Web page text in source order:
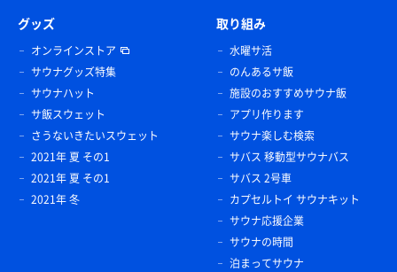
グッズ
オンラインストア
サウナグッズ特集
サウナハット
サ飯スウェット
さうないきたいスウェット
2021年 夏 その1
2021年 夏 その1
2021年 冬
取り組み
水曜サ活
のんあるサ飯
施設のおすすめサウナ飯
アプリ作ります
サウナ楽しむ検索
サバス 移動型サウナバス
サバス 2号車
カプセルトイ サウナキット
サウナ応援企業
サウナの時間
泊まってサウナ